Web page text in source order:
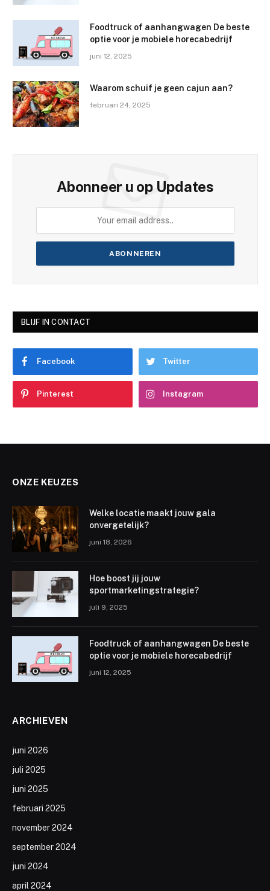
Foodtruck of aanhangwagen De beste
optie voor je mobiele horecabedrijf
juni 12, 2025
Waarom schuif je geen cajun aan?
februari 24, 2025
Abonneer u op Updates
BLIJF IN CONTACT
Facebook Twitter
Pinterest Instagram
ONZE KEUZES
Welke locatie maakt jouw gala
onvergetelijk?
juni 18, 2026
Hoe boost jij jouw
sportmarketingstrategie?
juli 9, 2025
Foodtruck of aanhangwagen De beste
optie voor je mobiele horecabedrijf
juni 12, 2025
ARCHIEVEN
juni 2026
juli 2025
juni 2025
februari 2025
november 2024
september 2024
juni 2024
april 2024